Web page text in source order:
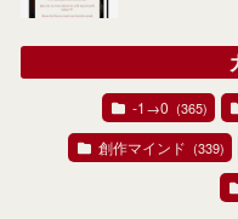
-1→0 (365)
創作マインド (339)